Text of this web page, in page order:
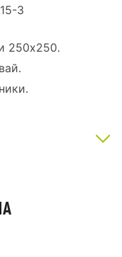
3
250x250.